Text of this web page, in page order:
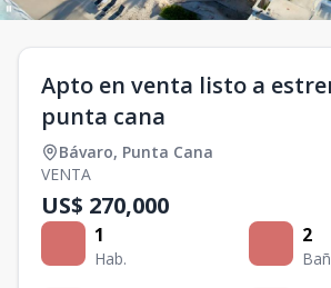
Apto en venta listo a
punta cana
Bávaro, Punta Cana
VENTA
US$ 270,000
1
Hab.
2